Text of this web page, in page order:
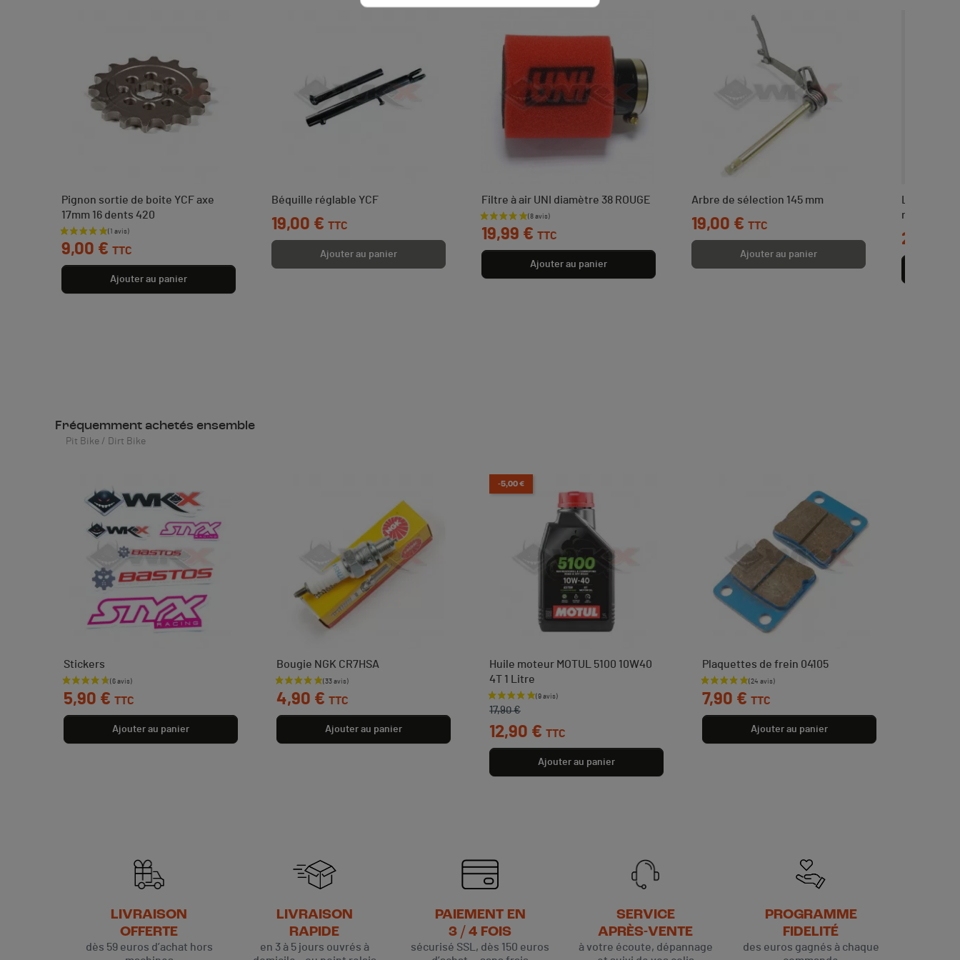
Pignon sortie de boite YCF axe
17mm 16 dents 420
Prix
9,00 € TTC
Ajouter au panier
Béquille réglable YCF
Prix
19,00 € TTC
Ajouter au panier
Filtre à air UNI diamètre 38 ROUGE
Prix
19,99 € TTC
Ajouter au panier
Arbre de sélection 145 mm
Prix
19,00 € TTC
Ajouter au panier
Prix
29,00 €
Fréquemment achetés ensemble
Pit Bike / Dirt Bike
Stickers
Prix
5,90 € TTC
Ajouter au panier
Bougie NGK CR7HSA
Prix
4,90 € TTC
Ajouter au panier
-5,00 €
Huile moteur MOTUL 5100 10W40
4T 1 Litre
Prix de base
17,90 €
Prix
12,90 € TTC
Ajouter au panier
Plaquettes de frein 04105
Prix
7,90 € TTC
Ajouter au panier
LIVRAISON
OFFERTE
dès 59 euros d’achat hors
LIVRAISON
RAPIDE
en 3 à 5 jours ouvrés à
PAIEMENT EN
3 / 4 FOIS
sécurisé SSL, dès 150 euros
SERVICE
APRÈS-VENTE
à votre écoute, dépannage
PROGRAMME
FIDELITÉ
des euros gagnés à chaque